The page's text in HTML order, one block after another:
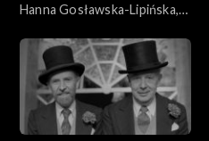
Doboszem
Hanna Gosławska-Lipińska,